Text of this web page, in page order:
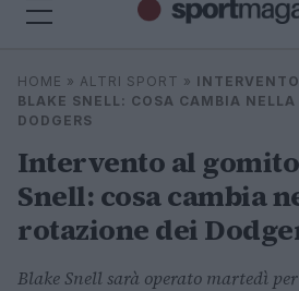
Cerca
HOME » ALTRI SPORT »
BLAKE SNELL: COSA CAMBIA
DODGERS
Intervento al
Snell: cosa cambia
rotazione dei
Blake Snell sarà operato martedì